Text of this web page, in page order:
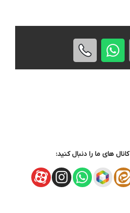
کانال های ما را دنبال کنید: